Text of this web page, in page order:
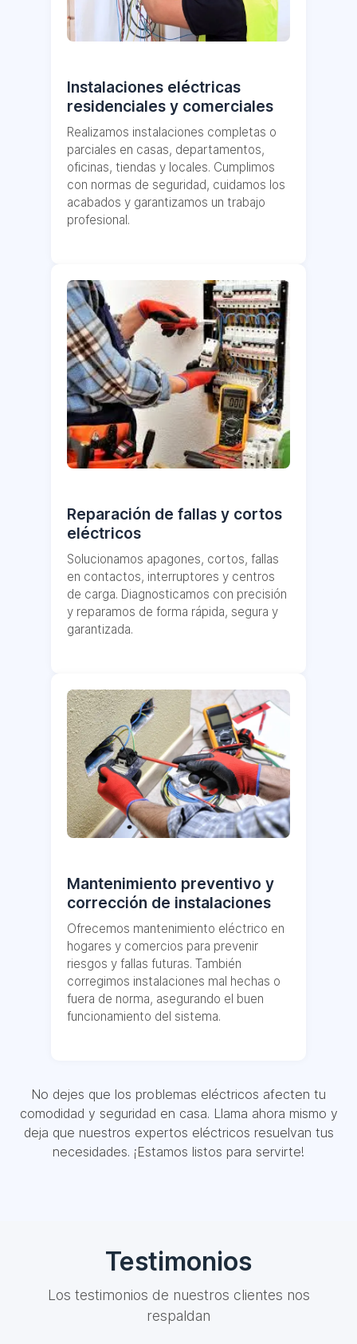
Instalaciones eléctricas
residenciales y comerciales
Realizamos instalaciones completas o
parciales en casas, departamentos,
oficinas, tiendas y locales. Cumplimos
con normas de seguridad, cuidamos los
acabados y garantizamos un trabajo
profesional.
Reparación de fallas y cortos
eléctricos
Solucionamos apagones, cortos, fallas
en contactos, interruptores y centros
de carga. Diagnosticamos con precisión
y reparamos de forma rápida, segura y
garantizada.
Mantenimiento preventivo y
corrección de instalaciones
Ofrecemos mantenimiento eléctrico en
hogares y comercios para prevenir
riesgos y fallas futuras. También
corregimos instalaciones mal hechas o
fuera de norma, asegurando el buen
funcionamiento del sistema.
No dejes que los problemas eléctricos afecten tu
comodidad y seguridad en casa. Llama ahora mismo y
deja que nuestros expertos eléctricos resuelvan tus
necesidades. ¡Estamos listos para servirte!
Testimonios
Los testimonios de nuestros clientes nos
respaldan